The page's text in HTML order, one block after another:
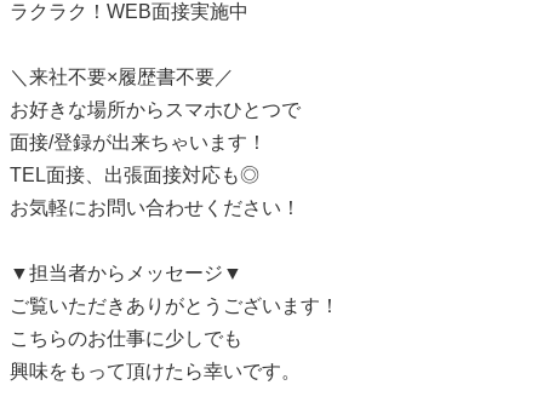
ラクラク！WEB面接実施中
＼来社不要×履歴書不要／
お好きな場所からスマホひとつで
面接/登録が出来ちゃいます！
TEL面接、出張面接対応も◎
お気軽にお問い合わせください！
▼担当者からメッセージ▼
ご覧いただきありがとうございます！
こちらのお仕事に少しでも
興味をもって頂けたら幸いです。